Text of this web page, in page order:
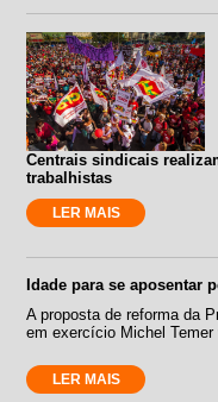
Centrais sindicais
trabalhistas
LER MAIS
Idade para se aposentar
A proposta de reforma da
em exercício Michel
LER MAIS